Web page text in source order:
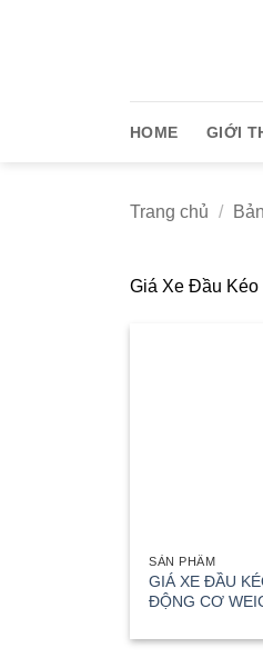
HOME GIỚI
Trang chủ /
Giá Xe Đầu Kéo
SẢN PHẨM
GIÁ XE ĐẦU
ĐỘNG CƠ